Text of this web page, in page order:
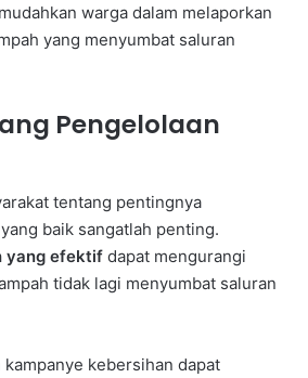
warga dalam melaporkan
yang menyumbat saluran
Pengelolaan
tentang pentingnya
baik sangatlah penting.
yang efektif dapat mengurangi
tidak lagi menyumbat saluran
kebersihan dapat